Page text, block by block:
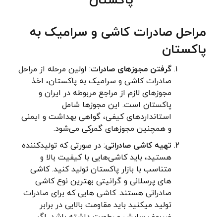
مراحل صادرات کاشی و سرامیک به
پاکستان
گرفتن مجوزهای صادرات: اولین مرحله از مراحل
صادرات کاشی و سرامیک به پاکستان، اخذ
مجوزهای لازم از مراجع مربوطه در ایران و
پاکستان است. این مجوزها شامل
استانداردهای کیفی، گواهی بهداشت و ایمنی
و همچنین مجوزهای گمرکی می‌شود.
تهیه کاشی صادراتی: در صورتی که تولیدکننده
هستید، باید کاشی‌هایی با کیفیت بالا و
متناسب با بازار پاکستان تولید کنید. کاشی
های پرسلانی و گرانیتی بهترین نوع کاشی
صادراتی هستند. کاشی هایی که برای صادرات
تولید میکنید باید مقاومت بالایی در برابر